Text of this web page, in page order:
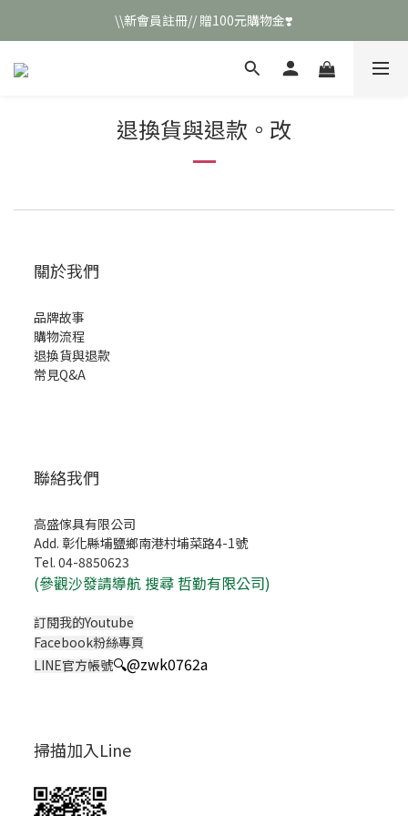
\\新會員註冊// 贈100元購物金❣️
\\新會員註冊// 贈100元購物金❣️
LINE好友招募\\ 回答數字 領取50元折扣碼 //
退換貨與退款。改
關於我們
品牌故事
購物流程
退換貨與退款
常見Q&A
聯絡我們
高盛傢具有限公司
Add. 彰化縣埔鹽鄉南港村埔菜路4-1號
Tel. 04-8850623
(參觀沙發請導航 搜尋 哲勤有限公司)
訂閱我的Youtube
Facebook粉絲專頁
LINE官方帳號🔍@zwk0762a
掃描加入Line